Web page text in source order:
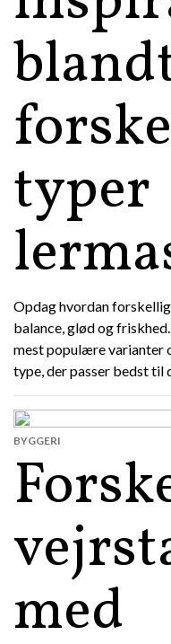
typer
Opdag hvordan
balance, glød og
mest populære varianter
type, der passer bedst til
med
BYGGERI